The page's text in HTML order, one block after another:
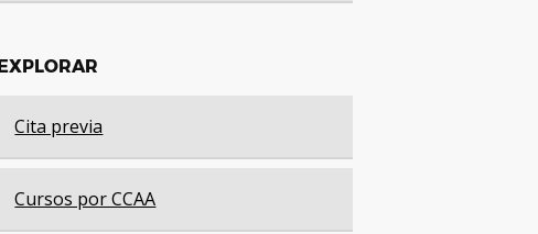
EXPLORAR
Cita previa
Cursos por CCAA